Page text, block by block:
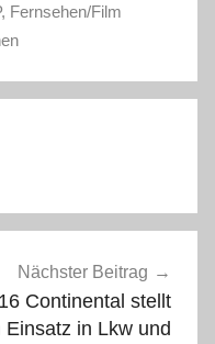
, Fernsehen/Film
Nächster Beitrag
Continental stellt
in Lkw und